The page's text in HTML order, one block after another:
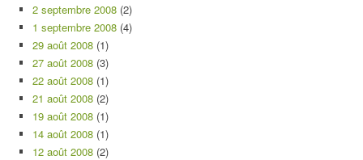
2 septembre 2008 (2)
1 septembre 2008 (4)
29 août 2008 (1)
27 août 2008 (3)
22 août 2008 (1)
21 août 2008 (2)
19 août 2008 (1)
14 août 2008 (1)
12 août 2008 (2)